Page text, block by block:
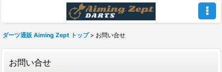
ダーツ通販 Aiming Zept トップ > お問い合せ
お問い合せ